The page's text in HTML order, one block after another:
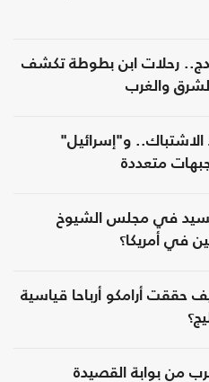
رحلات ابن بطوطة تكشف
والغرب
الاشتباك.. و"إسرائيل"
متعددة
في مجلس الشيوخ
في أمريكا؟
حققت أرامكو أرباحا قياسية
من بوابة القصيدة